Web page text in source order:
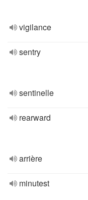
vigilance
sentry
sentinelle
rearward
arrière
minutest